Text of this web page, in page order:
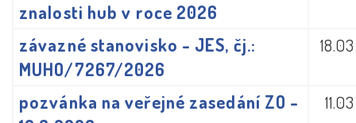
znalosti hub v roce 2026
závazné stanovisko - JES, čj.:
MUHO/7267/2026
pozvánka na veřejné zasedání ZO -